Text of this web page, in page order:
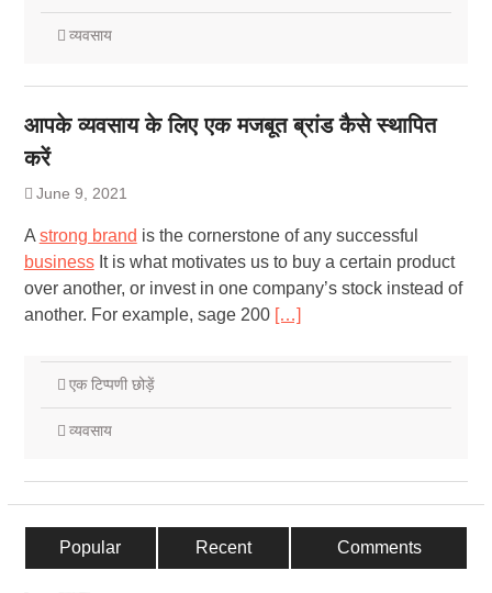
व्यवसाय
आपके व्यवसाय के लिए एक मजबूत ब्रांड कैसे स्थापित
करें
June 9, 2021
A strong brand is the cornerstone of any successful
businessIt is what motivates us to buy a certain product
over another, or invest in one company’s stock instead of
another. For example, sage 200 […]
एक टिप्पणी छोड़ें
व्यवसाय
Popular Recent Comments